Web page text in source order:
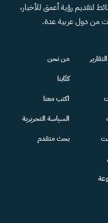
لتقديم رؤية أعمق للأخبار،
من دول عربية عدة.
من نحن
كتّابنا
اكتب معنا
السياسة التحريرية
بحث متقدم